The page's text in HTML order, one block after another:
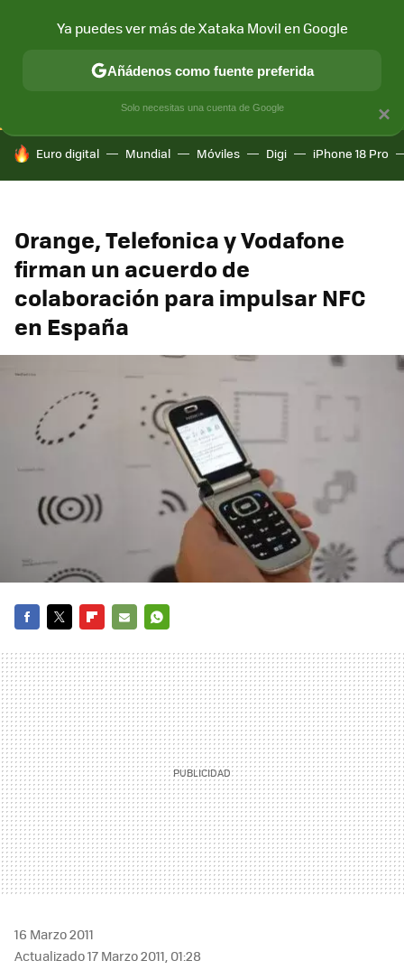
CONECTIVIDAD MÓVIL Y SOCIEDAD APLICACIONES
HOY SE HABLA DE
Euro digital Mundial Móviles Digi iPhone 18 Pro
Orange, Telefonica y Vodafone
firman un acuerdo de
colaboración para impulsar NFC
en España
MAIL
16 Marzo 2011
Actualizado 17 Marzo 2011, 01:28
×
Ya puedes ver más de Xataka Movil en Google
Añádenos como fuente preferida
Solo necesitas una cuenta de Google